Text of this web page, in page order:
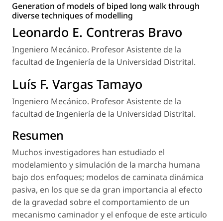
Generation of models of biped long walk through
diverse techniques of modelling
Leonardo E. Contreras Bravo
Ingeniero Mecánico. Profesor Asistente de la
facultad de Ingeniería de la Universidad Distrital.
Luís F. Vargas Tamayo
Ingeniero Mecánico. Profesor Asistente de la
facultad de Ingeniería de la Universidad Distrital.
Resumen
Muchos investigadores han estudiado el
modelamiento y simulación de la marcha humana
bajo dos enfoques; modelos de caminata dinámica
pasiva, en los que se da gran importancia al efecto
de la gravedad sobre el comportamiento de un
mecanismo caminador y el enfoque de este articulo